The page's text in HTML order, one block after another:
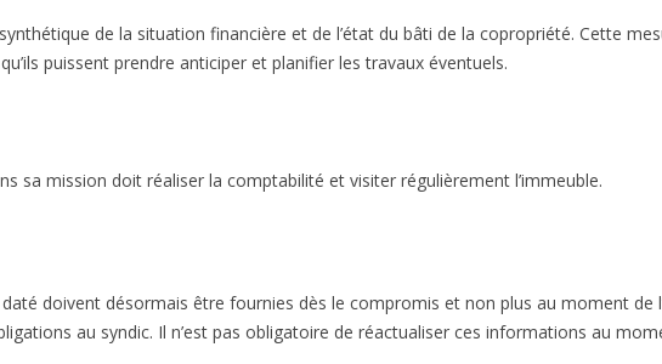
de la situation financière et de l’état du bâti de la copropriété. Cette
puissent prendre anticiper et planifier les travaux éventuels.
sa mission doit réaliser la comptabilité et visiter régulièrement l’immeuble.
doivent désormais être fournies dès le compromis et non plus au moment de
au syndic. Il n’est pas obligatoire de réactualiser ces informations au